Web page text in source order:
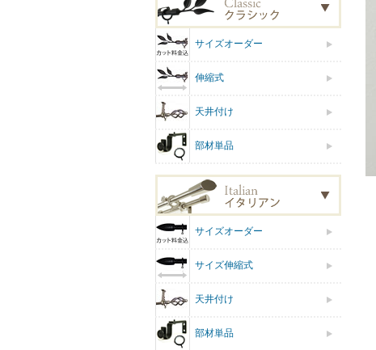
サイズオーダー
伸縮式
天井付け
部材単品
サイズオーダー
サイズ伸縮式
天井付け
部材単品